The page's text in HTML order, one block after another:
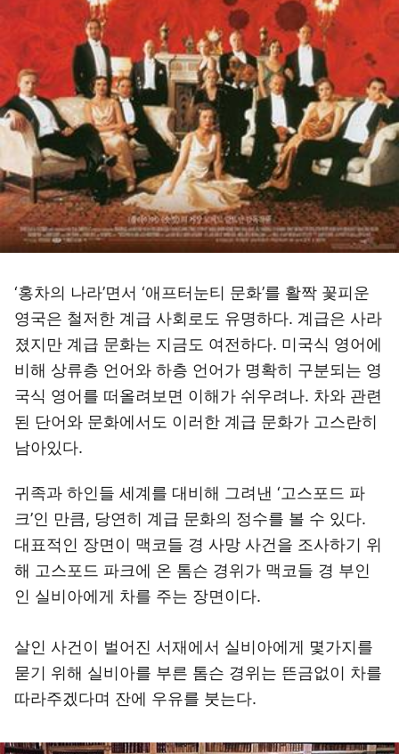
‘홍차의 나라’면서 ‘애프터눈티 문화’를 활짝 꽃피운
영국은 철저한 계급 사회로도 유명하다. 계급은 사라
졌지만 계급 문화는 지금도 여전하다. 미국식 영어에
비해 상류층 언어와 하층 언어가 명확히 구분되는 영
국식 영어를 떠올려보면 이해가 쉬우려나. 차와 관련
된 단어와 문화에서도 이러한 계급 문화가 고스란히
남아있다.
귀족과 하인들 세계를 대비해 그려낸 ‘고스포드 파
크’인 만큼, 당연히 계급 문화의 정수를 볼 수 있다.
대표적인 장면이 맥코들 경 사망 사건을 조사하기 위
해 고스포드 파크에 온 톰슨 경위가 맥코들 경 부인
인 실비아에게 차를 주는 장면이다.
살인 사건이 벌어진 서재에서 실비아에게 몇가지를
묻기 위해 실비아를 부른 톰슨 경위는 뜬금없이 차를
따라주겠다며 잔에 우유를 붓는다.